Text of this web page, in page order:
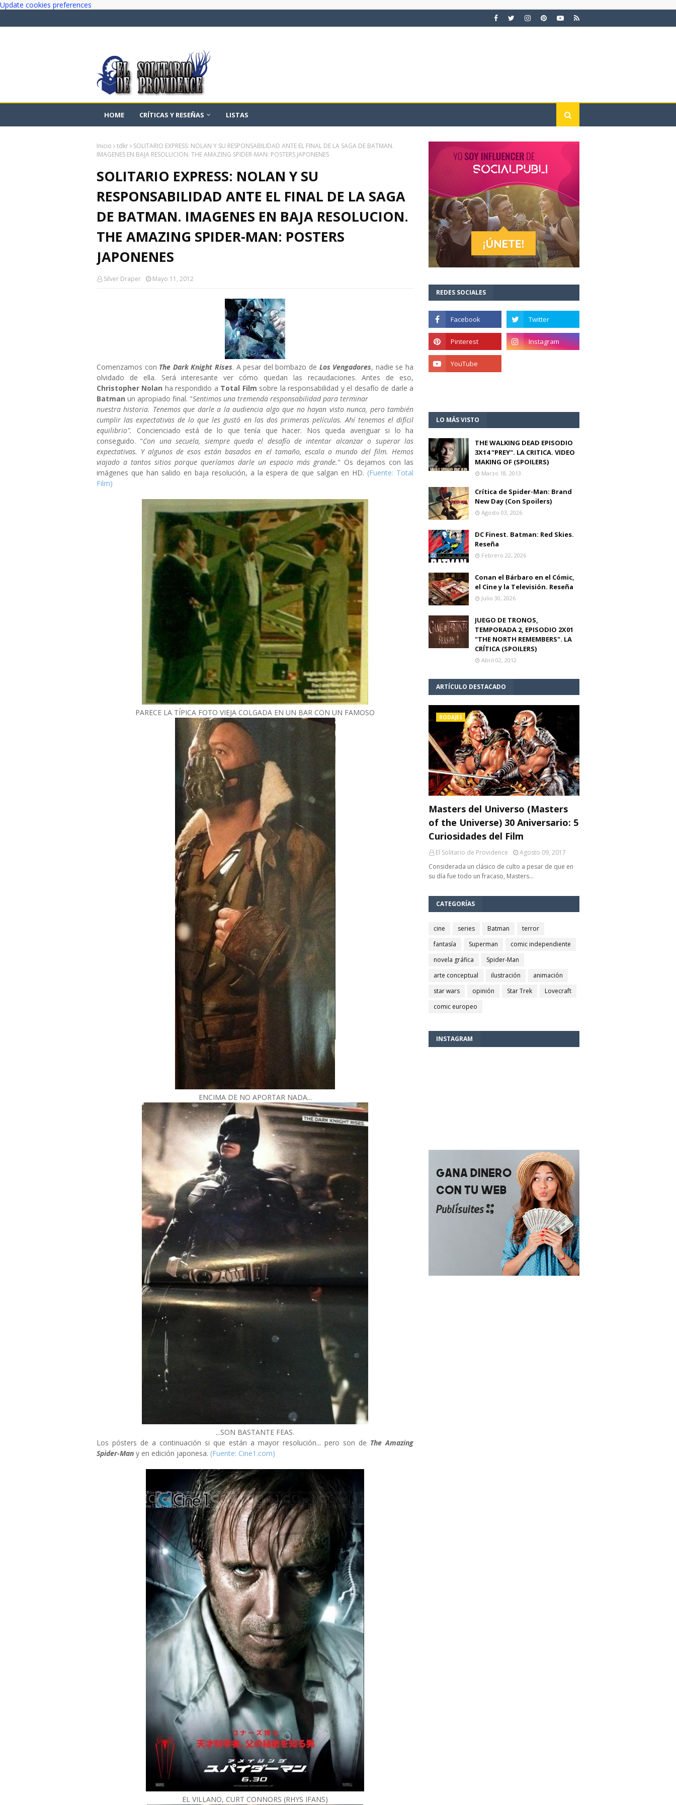
Update cookies preferences
HOME CRÍTICAS Y RESEÑAS LISTAS
Inicio tdkr
SOLITARIO EXPRESS: NOLAN Y SU RESPONSABILIDAD ANTE EL FINAL DE LA SAGA DE BATMAN.
IMAGENES EN BAJA RESOLUCION. THE AMAZING SPIDER-MAN: POSTERS JAPONENES
SOLITARIO EXPRESS: NOLAN Y SU
RESPONSABILIDAD ANTE EL FINAL DE LA SAGA
DE BATMAN. IMAGENES EN BAJA RESOLUCION.
THE AMAZING SPIDER-MAN: POSTERS
JAPONENES
Silver Draper Mayo 11, 2012
Comenzamos con The Dark Knight Rises. A pesar del bombazo de Los Vengadores, nadie se ha
olvidado de ella. Será interesante ver cómo quedan las recaudaciones. Antes de eso,
Christopher Nolan ha respondido a Total Film sobre la responsabilidad y el desafío de darle a
Batman un apropiado final. "Sentimos una tremenda responsabilidad para terminar
nuestra historia. Tenemos que darle a la audiencia algo que no hayan visto nunca, pero también
cumplir las expectativas de lo que les gustó en las dos primeras películas. Ahí tenemos el difícil
equilibrio". Concienciado está de lo que tenía que hacer. Nos queda averiguar si lo ha
conseguido. "Con una secuela, siempre queda el desafío de intentar alcanzar o superar las
expectativas. Y algunos de esos están basados en el tamaño, escala o mundo del film. Hemos
viajado a tantos sitios porque queríamos darle un espacio más grande." Os dejamos con las
imágenes que han salido en baja resolución, a la espera de que salgan en HD. (Fuente: Total
Film)
PARECE LA TÍPICA FOTO VIEJA COLGADA EN UN BAR CON UN FAMOSO
ENCIMA DE NO APORTAR NADA...
...SON BASTANTE FEAS.
Los pósters de a continuación si que están a mayor resolución... pero son de The Amazing
Spider-Man y en edición japonesa. (Fuente: Cine1.com)
EL VILLANO, CURT CONNORS (RHYS IFANS)
REDES SOCIALES
LO MÁS VISTO
THE WALKING DEAD EPISODIO
3X14 "PREY". LA CRITICA. VIDEO
MAKING OF (SPOILERS)
Marzo 18, 2013
Crítica de Spider-Man: Brand
New Day (Con Spoilers)
Agosto 03, 2026
DC Finest. Batman: Red Skies.
Reseña
Febrero 22, 2026
Conan el Bárbaro en el Cómic,
el Cine y la Televisión. Reseña
Julio 30, 2026
JUEGO DE TRONOS,
TEMPORADA 2, EPISODIO 2X01
"THE NORTH REMEMBERS". LA
CRÍTICA (SPOILERS)
Abril 02, 2012
ARTÍCULO DESTACADO
RODAJES
Masters del Universo (Masters
of the Universe) 30 Aniversario: 5
Curiosidades del Film
El Solitario de Providence
Agosto 09, 2017
Considerada un clásico de culto a pesar de que en
su día fue todo un fracaso, Masters…
CATEGORÍAS
cine series Batman
terror
fantasía
Superman
comic independiente
novela gráfica
Spider-Man
arte conceptual
ilustración
animación
star wars
opinión Star Trek
Lovecraft
comic europeo
INSTAGRAM